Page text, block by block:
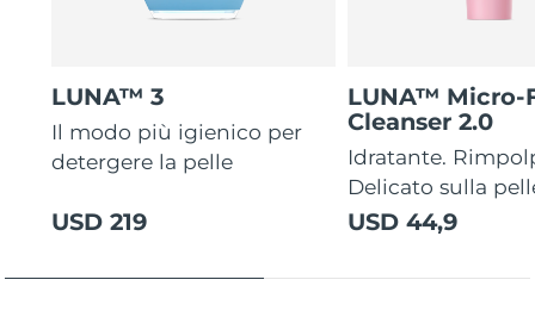
LUNA™ 3
Il modo più igienico per
detergere la pelle
USD 219
LUNA™ Micro-
Cleanser 2.0
Idratante.
Delicato sulla
USD 44,9